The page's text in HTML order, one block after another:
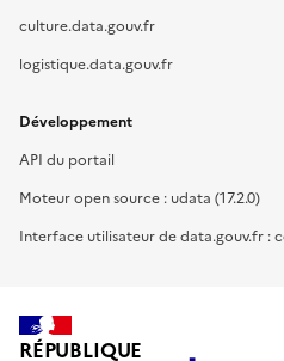
culture.data.gouv.fr
logistique.data.gouv.fr
Développement
API du portail
Moteur open source : udata (17.2.0)
Interface utilisateur de data.gouv.fr :
RÉPUBLIQUE